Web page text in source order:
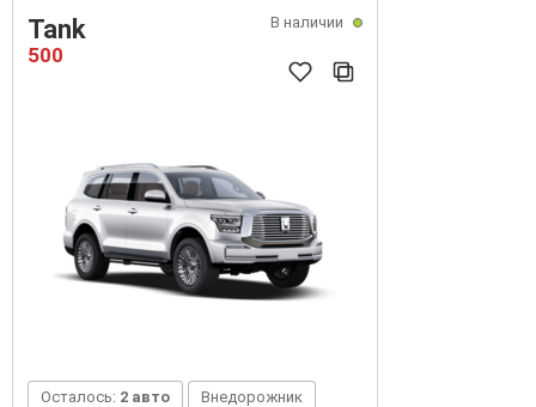
В наличии
Tank
500
Осталось: 2 авто Внедорожник